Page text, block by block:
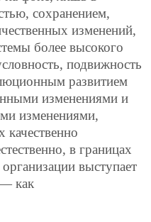
сохранением,
изменений,
более высокого
подвижность
развитием
изменениями и
изменениями,
качественно
в границах
выступает
— как